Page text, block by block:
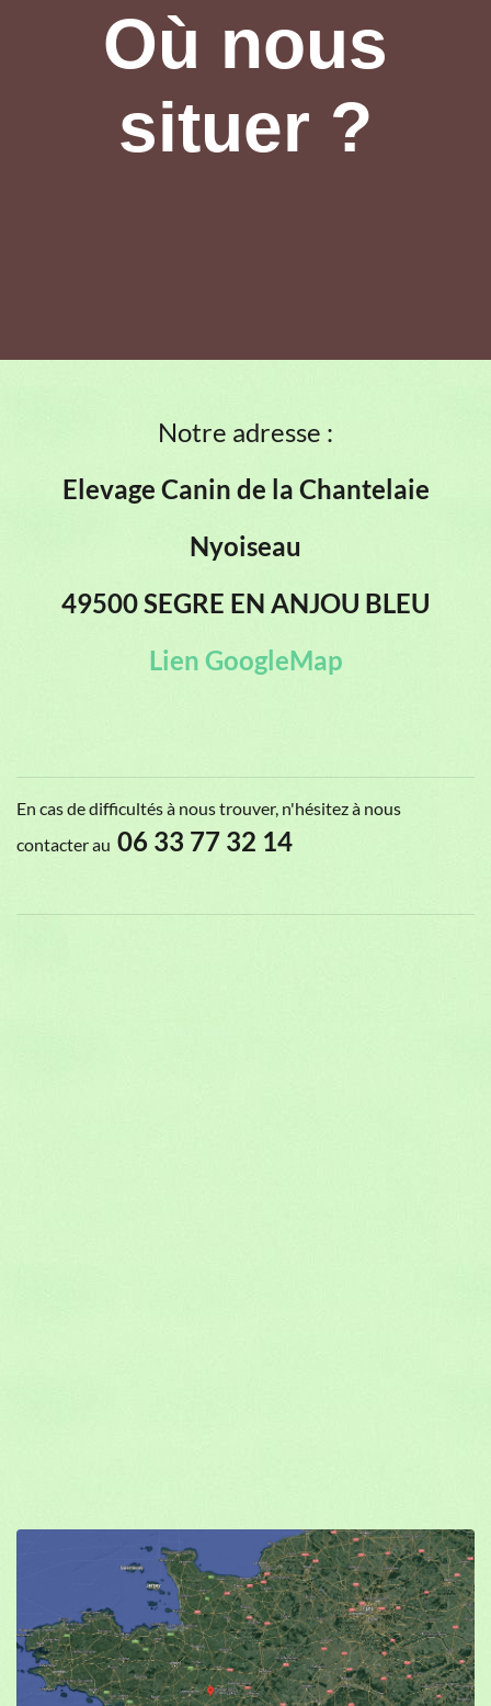
Où nous
situer ?
Notre adresse :
Elevage Canin de la Chantelaie
Nyoiseau
49500 SEGRE EN ANJOU BLEU
Lien GoogleMap
En cas de difficultés à nous trouver, n'hésitez à nous
contacter au 06 33 77 32 14